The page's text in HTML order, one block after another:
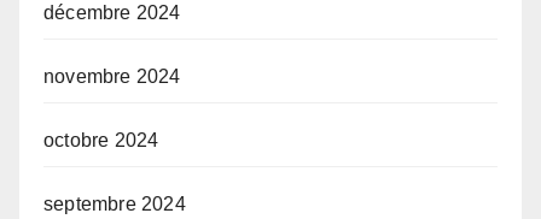
décembre 2024
novembre 2024
octobre 2024
septembre 2024